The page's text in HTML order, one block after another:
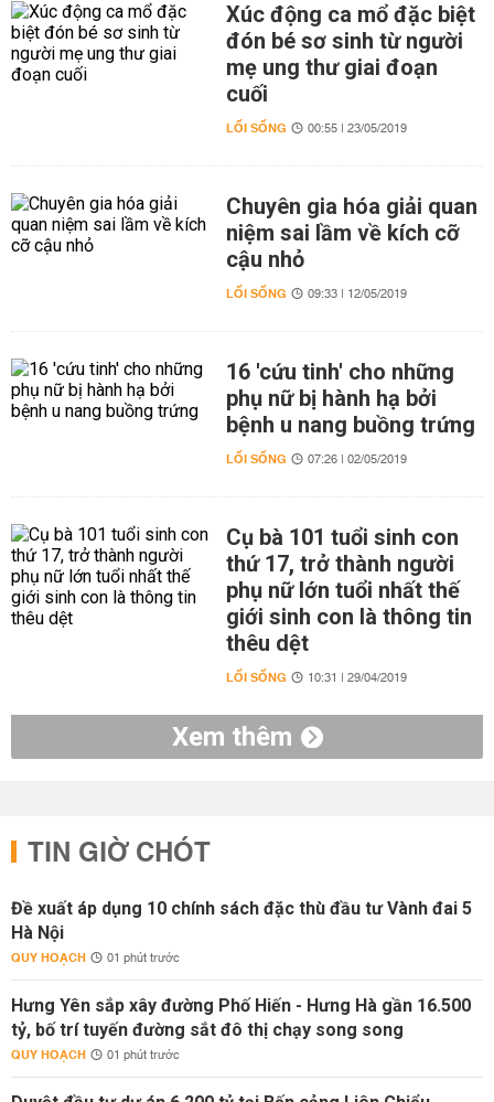
Xúc động ca mổ đặc biệt
đón bé sơ sinh từ người
mẹ ung thư giai đoạn
cuối
LỐI SỐNG 00:55 | 23/05/2019
Chuyên gia hóa giải quan
niệm sai lầm về kích cỡ
cậu nhỏ
LỐI SỐNG 09:33 | 12/05/2019
16 'cứu tinh' cho những
phụ nữ bị hành hạ bởi
bệnh u nang buồng trứng
LỐI SỐNG 07:26 | 02/05/2019
Cụ bà 101 tuổi sinh con
thứ 17, trở thành người
phụ nữ lớn tuổi nhất thế
giới sinh con là thông tin
thêu dệt
LỐI SỐNG 10:31 | 29/04/2019
Xem thêm
TIN GIỜ CHÓT
Đề xuất áp dụng 10 chính sách đặc thù đầu tư Vành đai 5
Hà Nội
QUY HOẠCH 01 phút trước
Hưng Yên sắp xây đường Phố Hiến - Hưng Hà gần 16.500
tỷ, bố trí tuyến đường sắt đô thị chạy song song
QUY HOẠCH 01 phút trước